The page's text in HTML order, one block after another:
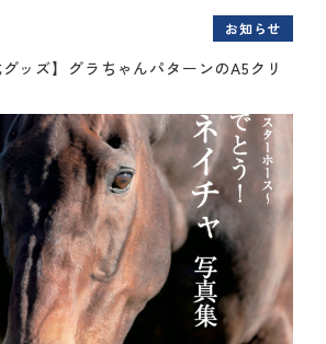
お知らせ
グッズ】グラちゃんパターンのA5クリ